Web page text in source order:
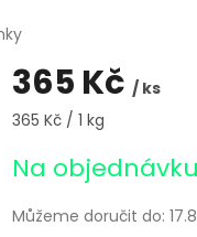
365 Kč / ks
Měrná
365 Kč / 1 kg
Na
Můžeme doručit do: